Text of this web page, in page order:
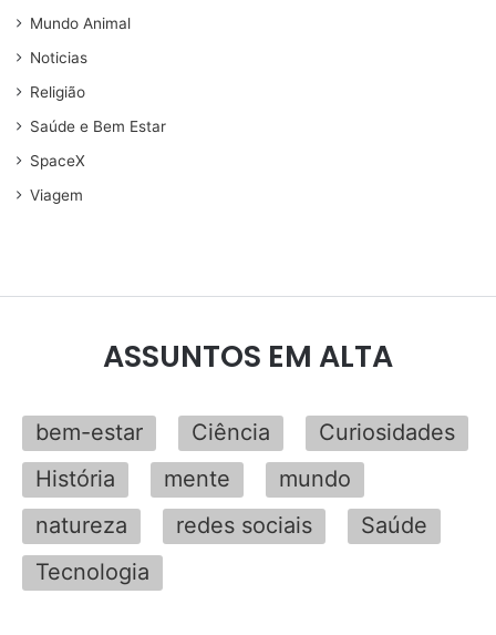
Mundo Animal
Noticias
Religião
Saúde e Bem Estar
SpaceX
Viagem
ASSUNTOS EM ALTA
bem-estar Ciência
Curiosidades
História
mente
mundo
natureza
redes sociais
Saúde
Tecnologia